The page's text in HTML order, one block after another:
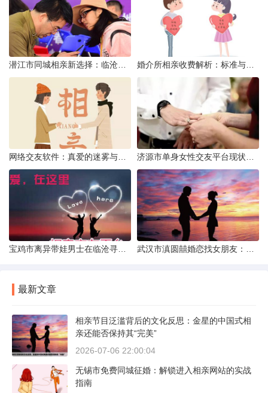
最新文章
相亲节目泛滥背后的文化反思：金星的中国式相
亲还能否保持其“完美”
2026-07-06 22:00:04
无锡市免费同城征婚：解锁进入相亲网站的实战
指南